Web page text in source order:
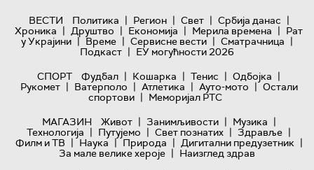
ВЕСТИ Политика | Регион | Свет | Србија данас |
Хроника | Друштво | Економија | Мерила времена | Рат
у Украјини | Време | Сервисне вести | Сматрачница |
Подкаст | ЕУ могућности 2026
СПОРТ
Фудбал | Кошарка | Тенис | Одбојка |
Рукомет | Ватерполо | Атлетика | Ауто-мото | Остали
спортови | Меморијал РТС
МАГАЗИН
Живот | Занимљивости | Музика |
Технологијa | Путујемо | Свет познатих | Здравље |
Филм и ТВ | Наука | Природа | Дигитални предузетник |
За мале велике хероје | Наизглед здрав